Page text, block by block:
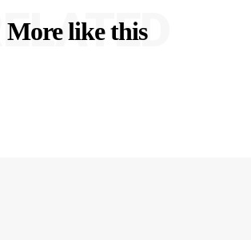
More like this
RELATED